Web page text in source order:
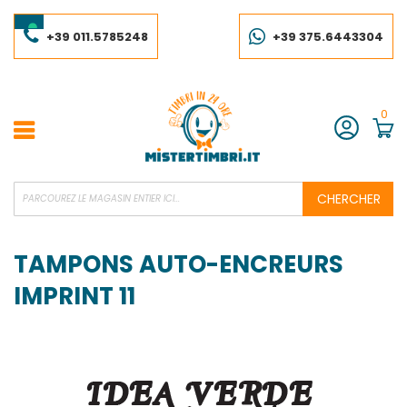
to
Content+39 011.5785248 +39 375.6443304
Compte
0
CHERCHER
TAMPONS AUTO-ENCREURS
IMPRINT 11